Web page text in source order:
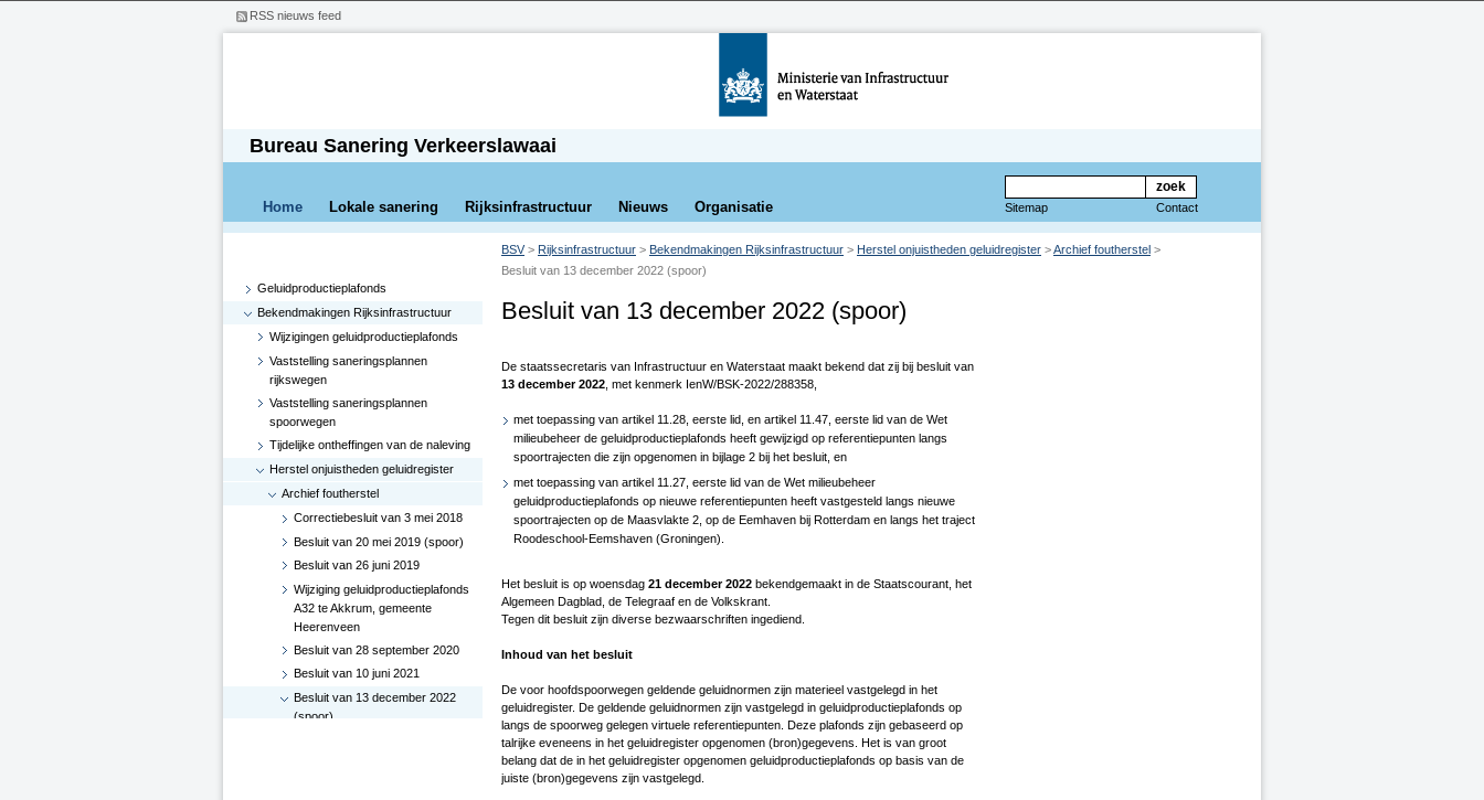
Bureau Sanering Verkeerslawaai
Home Lokale sanering Rijksinfrastructuur Nieuws Organisatie Contact
Sitemap
BSV> Rijksinfrastructuur > Bekendmakingen Rijksinfrastructuur > Herstel onjuistheden geluidregister >Archief foutherstel >
Besluit van 13 december 2022 (spoor)
Besluit van 13 december 2022 (spoor)
De staatssecretaris van Infrastructuur en Waterstaat maakt bekend dat zij bij besluit van
13 december 2022 , met kenmerk IenW/BSK-2022/288358,
met toepassing van artikel 11.28, eerste lid, en artikel 11.47, eerste lid van de Wet
milieubeheer de geluidproductieplafonds heeft gewijzigd op referentiepunten langs
spoortrajecten die zijn opgenomen in bijlage 2 bij het besluit, en
met toepassing van artikel 11.27, eerste lid van de Wet milieubeheer
geluidproductieplafonds op nieuwe referentiepunten heeft vastgesteld langs nieuwe
spoortrajecten op de Maasvlakte 2, op de Eemhaven bij Rotterdam en langs het traject
Roodeschool-Eemshaven (Groningen).
Het besluit is op woensdag 21 december 2022 bekendgemaakt in de Staatscourant, het
Algemeen Dagblad, de Telegraaf en de Volkskrant.
Tegen dit besluit zijn diverse bezwaarschriften ingediend.
Inhoud van het besluit
De voor hoofdspoorwegen geldende geluidnormen zijn materieel vastgelegd in het
geluidregister. De geldende geluidnormen zijn vastgelegd in geluidproductieplafonds op
langs de spoorweg gelegen virtuele referentiepunten. Deze plafonds zijn gebaseerd op
talrijke eveneens in het geluidregister opgenomen (bron)gegevens. Het is van groot
belang dat de in het geluidregister opgenomen geluidproductieplafonds op basis van de
juiste (bron)gegevens zijn vastgelegd.
Geluidproductieplafonds
Bekendmakingen Rijksinfrastructuur
Wijzigingen geluidproductieplafonds
Vaststelling saneringsplannen
rijkswegen
Vaststelling saneringsplannen
spoorwegen
Tijdelijke ontheffingen van de naleving
Herstel onjuistheden geluidregister
Archief foutherstel
Correctiebesluit van 3 mei 2018
Besluit van 20 mei 2019 (spoor)
Besluit van 26 juni 2019
Wijziging geluidproductieplafonds
A32 te Akkrum, gemeente
Heerenveen
Besluit van 28 september 2020
Besluit van 10 juni 2021
Besluit van 13 december 2022
(spoor)
RSS nieuws feed